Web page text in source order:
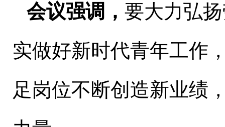
会议强调， 要大力弘
实做好新时代青年工作
足岗位不断创造新业绩